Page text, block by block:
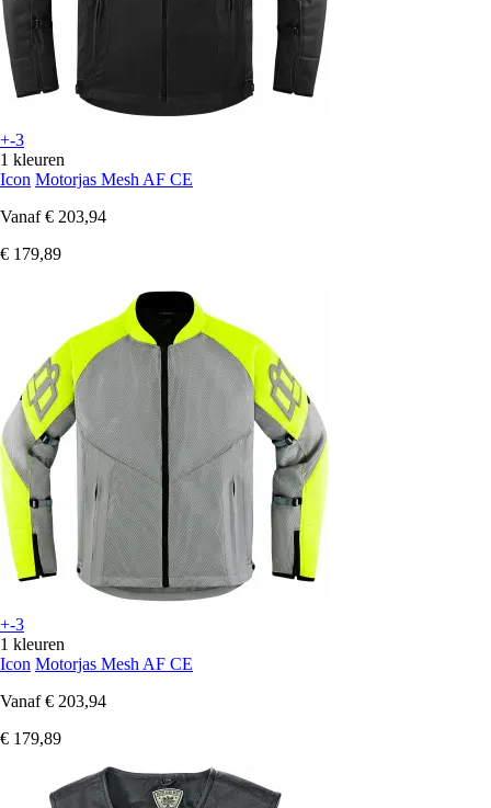
+-3
1 kleuren
Icon Motorjas Mesh AF CE
Vanaf € 203,94
€ 179,89
+-3
1 kleuren
Icon Motorjas Mesh AF CE
Vanaf € 203,94
€ 179,89